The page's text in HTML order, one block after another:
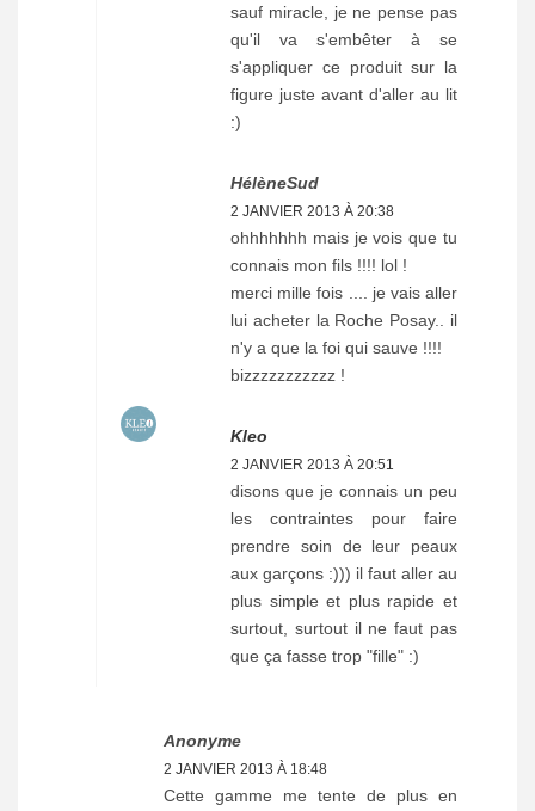
sauf miracle, je ne pense pas
qu'il va s'embêter à se
s'appliquer ce produit sur la
figure juste avant d'aller au lit
:)
HélèneSud
2 JANVIER 2013 À 20:38
ohhhhhhh mais je vois que tu
connais mon fils !!!! lol !
merci mille fois .... je vais aller
lui acheter la Roche Posay.. il
n'y a que la foi qui sauve !!!!
bizzzzzzzzzzz !
Kleo
2 JANVIER 2013 À 20:51
disons que je connais un peu
les contraintes pour faire
prendre soin de leur peaux
aux garçons :))) il faut aller au
plus simple et plus rapide et
surtout, surtout il ne faut pas
que ça fasse trop "fille" :)
Anonyme
2 JANVIER 2013 À 18:48
Cette gamme me tente de plus en